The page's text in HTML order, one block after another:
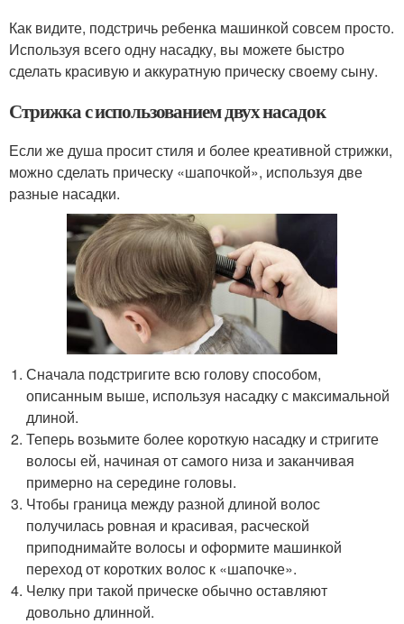
Как видите, подстричь ребенка машинкой совсем просто.
Используя всего одну насадку, вы можете быстро
сделать красивую и аккуратную прическу своему сыну.
Стрижка с использованием двух насадок
Если же душа просит стиля и более креативной стрижки,
можно сделать прическу «шапочкой», используя две
разные насадки.
Сначала подстригите всю голову способом,
описанным выше, используя насадку с максимальной
длиной.
Теперь возьмите более короткую насадку и стригите
волосы ей, начиная от самого низа и заканчивая
примерно на середине головы.
Чтобы граница между разной длиной волос
получилась ровная и красивая, расческой
приподнимайте волосы и оформите машинкой
переход от коротких волос к «шапочке».
Челку при такой прическе обычно оставляют
довольно длинной.